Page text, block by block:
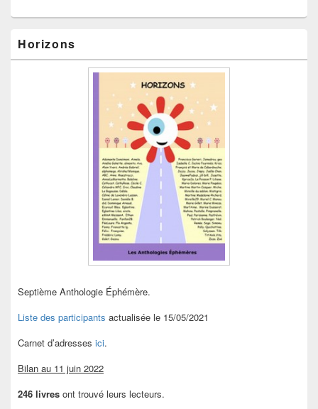
Horizons
Septième Anthologie Éphémère.
Liste des participants actualisée le 15/05/2021
Carnet d’adresses ici.
Bilan au 11 juin 2022
246 livres ont trouvé leurs lecteurs.